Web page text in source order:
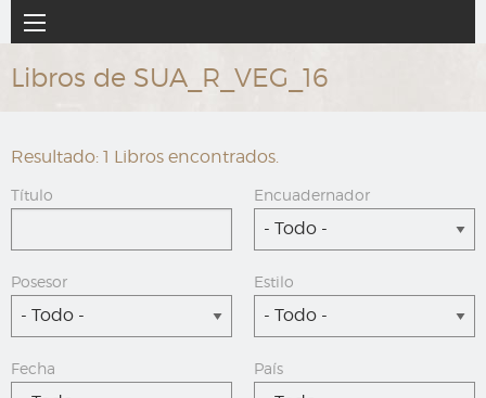
al
contenido
principal
Navegación
principal
Libros de SUA_R_VEG_16
Resultado: 1 Libros encontrados.
Título Encuadernador
- Todo -
Posesor
- Todo -
Estilo
- Todo -
Fecha País